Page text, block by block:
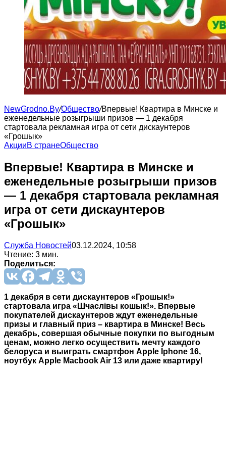
NewGrodno.By/Общество/Впервые! Квартира в Минске и
еженедельные розыгрыши призов — 1 декабря
стартовала рекламная игра от сети дискаунтеров
«Грошык»
АкцииВ странеОбщество
Впервые! Квартира в Минске и
еженедельные розыгрыши призов
— 1 декабря стартовала рекламная
игра от сети дискаунтеров
«Грошык»
Служба Новостей03.12.2024, 10:58
Чтение: 3 мин.
Поделиться:
1 декабря в сети дискаунтеров «Грошык!»
стартовала игра «Шчаслiвы кошык!». Впервые
покупателей дискаунтеров ждут еженедельные
призы и главный приз – квартира в Минске! Весь
декабрь, совершая обычные покупки по выгодным
ценам, можно легко осуществить мечту каждого
белоруса и выиграть смартфон Apple Iphone 16,
ноутбук Apple Macbook Air 13 или даже квартиру!